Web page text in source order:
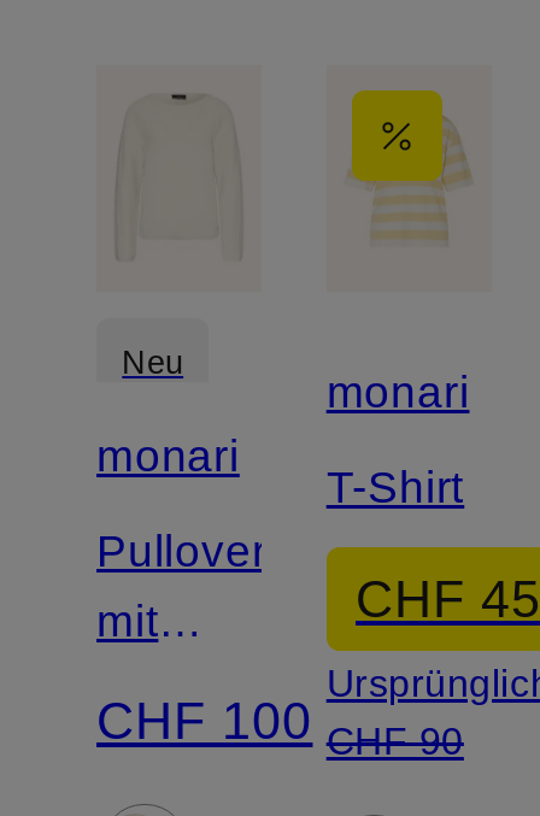
Neu
monari
Pullover
mit
Schmucksteinen
CHF 100
monari
T-Shirt
CHF
CHF 90